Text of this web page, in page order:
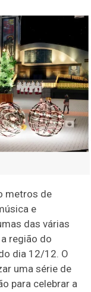
metros de
e
das várias
região do
dia 12/12. O
uma série de
para celebrar a